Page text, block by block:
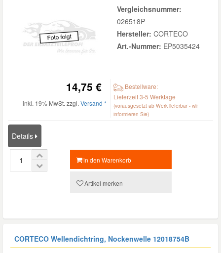
Vergleichsnummer:
026518P
Hersteller: CORTECO
Art.-Nummer: EP5035424
14,75 €
inkl. 19% MwSt. zzgl. Versand *
Bestellware:
Lieferzeit 3-5 Werktage
(vorausgesetzt ab Werk lieferbar - wir
informieren Sie)
Details
in den Warenkorb
Artikel merken
CORTECO Wellendichtring, Nockenwelle 12018754B